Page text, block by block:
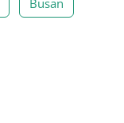
Busan